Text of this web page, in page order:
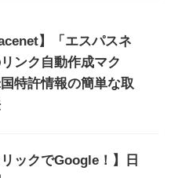
】「エスパスネ
ンク自動作成マク
特許情報の簡単な取
リックでGoogle！】日